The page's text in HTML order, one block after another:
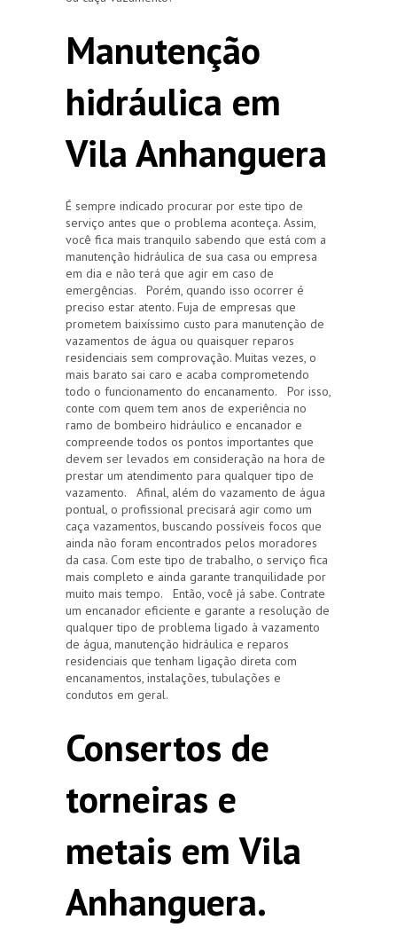
Manutenção
hidráulica em
Vila Anhanguera
É sempre indicado procurar por este tipo de
serviço antes que o problema aconteça. Assim,
você fica mais tranquilo sabendo que está com a
manutenção hidráulica de sua casa ou empresa
em dia e não terá que agir em caso de
emergências. Porém, quando isso ocorrer é
preciso estar atento. Fuja de empresas que
prometem baixíssimo custo para manutenção de
vazamentos de água ou quaisquer reparos
residenciais sem comprovação. Muitas vezes, o
mais barato sai caro e acaba comprometendo
todo o funcionamento do encanamento. Por isso,
conte com quem tem anos de experiência no
ramo de bombeiro hidráulico e encanador e
compreende todos os pontos importantes que
devem ser levados em consideração na hora de
prestar um atendimento para qualquer tipo de
vazamento. Afinal, além do vazamento de água
pontual, o profissional precisará agir como um
caça vazamentos, buscando possíveis focos que
ainda não foram encontrados pelos moradores
da casa. Com este tipo de trabalho, o serviço fica
mais completo e ainda garante tranquilidade por
muito mais tempo. Então, você já sabe. Contrate
um encanador eficiente e garante a resolução de
qualquer tipo de problema ligado à vazamento
de água, manutenção hidráulica e reparos
residenciais que tenham ligação direta com
encanamentos, instalações, tubulações e
condutos em geral.
Consertos de
torneiras e
metais em Vila
Anhanguera.